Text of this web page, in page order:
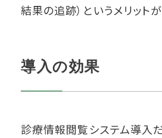
結果の追跡）というメリットが
導入の効果
診療情報閲覧システム導入